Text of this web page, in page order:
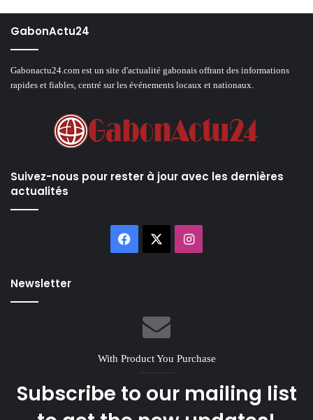
GabonActu24
Gabonactu24.com est un site d'actualité gabonais offrant des informations
rapides et fiables, centré sur les événements locaux et nationaux.
Suivez-nous pour rester à jour avec les dernières
actualités
Facebook Instagram
Newsletter
With Product You Purchase
Subscribe to our mailing list